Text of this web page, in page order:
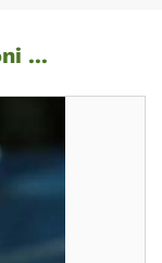
...